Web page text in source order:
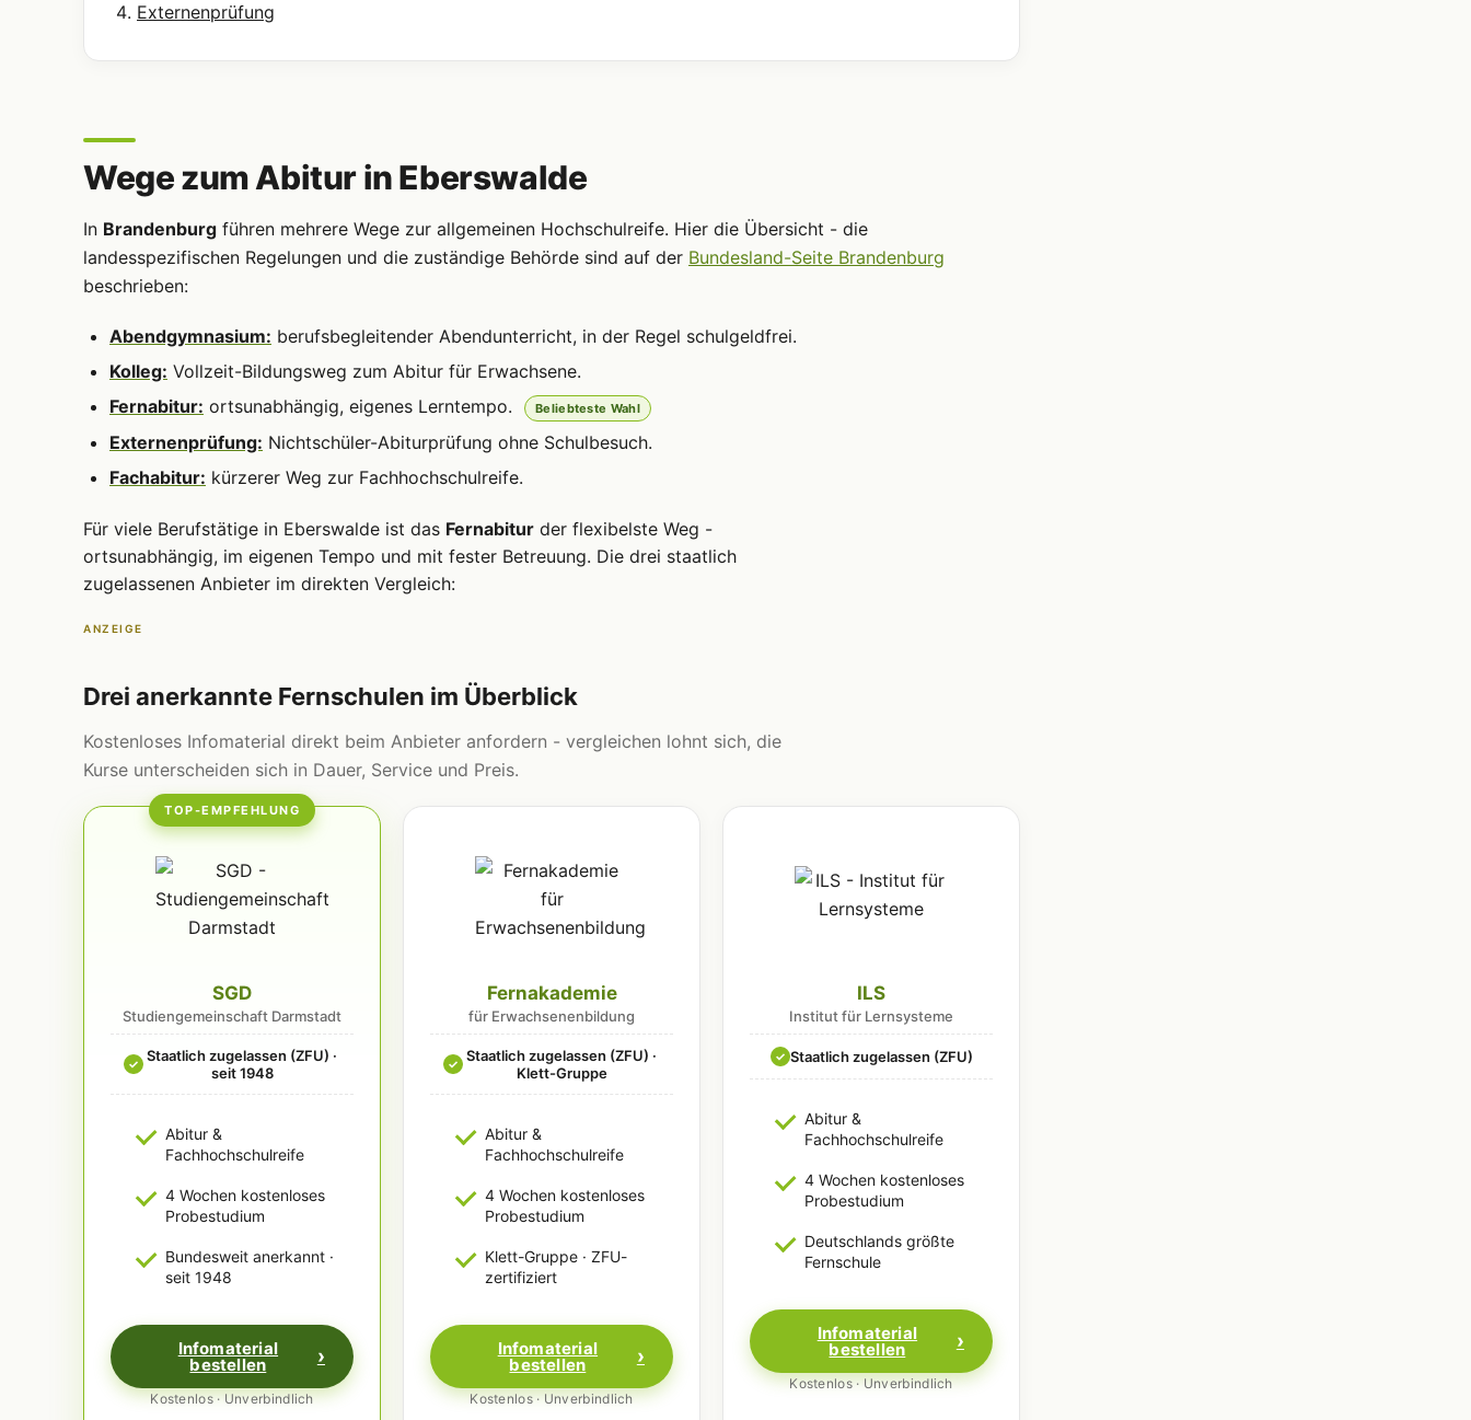
Externenprüfung
Wege zum Abitur in Eberswalde
In Brandenburg führen mehrere Wege zur allgemeinen Hochschulreife. Hier die Übersicht - die
landesspezifischen Regelungen und die zuständige Behörde sind auf der Bundesland-Seite Brandenburg
beschrieben:
Abendgymnasium: berufsbegleitender Abendunterricht, in der Regel schulgeldfrei.
Kolleg: Vollzeit-Bildungsweg zum Abitur für Erwachsene.
Fernabitur: ortsunabhängig, eigenes Lerntempo. Beliebteste Wahl
Externenprüfung: Nichtschüler-Abiturprüfung ohne Schulbesuch.
Fachabitur: kürzerer Weg zur Fachhochschulreife.
Für viele Berufstätige in Eberswalde ist das Fernabitur der flexibelste Weg -
ortsunabhängig, im eigenen Tempo und mit fester Betreuung. Die drei staatlich
zugelassenen Anbieter im direkten Vergleich:
ANZEIGE
Drei anerkannte Fernschulen im Überblick
Kostenloses Infomaterial direkt beim Anbieter anfordern - vergleichen lohnt sich, die
Kurse unterscheiden sich in Dauer, Service und Preis.
TOP-EMPFEHLUNG
SGD
Studiengemeinschaft Darmstadt
✓ Staatlich zugelassen (ZFU) ·
seit 1948
Abitur &
Fachhochschulreife
4 Wochen kostenloses
Probestudium
Bundesweit anerkannt ·
seit 1948
Infomaterial
bestellen
Kostenlos · Unverbindlich
Fernakademie
für Erwachsenenbildung
✓ Staatlich zugelassen (ZFU) ·
Klett-Gruppe
Abitur &
Fachhochschulreife
4 Wochen kostenloses
Probestudium
Klett-Gruppe · ZFU-
zertifiziert
Infomaterial
bestellen
Kostenlos · Unverbindlich
ILS
Institut für Lernsysteme
✓ Staatlich zugelassen (ZFU)
Abitur &
Fachhochschulreife
4 Wochen kostenloses
Probestudium
Deutschlands größte
Fernschule
Infomaterial
bestellen
Kostenlos · Unverbindlich